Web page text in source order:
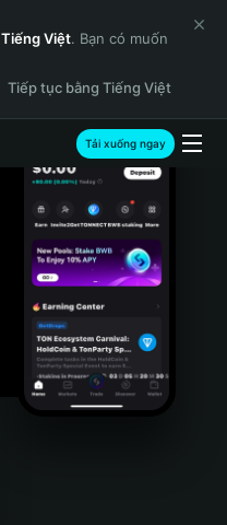
Tiếng Việt. Bạn có muốn
Tiếp tục bằng Tiếng Việt
Tải xuống ngay